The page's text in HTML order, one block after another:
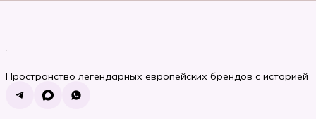
Пространство легендарных европейских брендов с историей